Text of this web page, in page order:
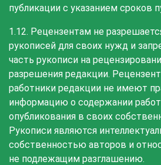
публикации с указанием сроков
1.12. Рецензентам не
рукописей для своих нужд и
часть рукописи на
разрешения редакции.
работники редакции не имеют
информацию о содержании
опубликования в своих
Рукописи являются
собственностью авторов и
не подлежащим разглашению.